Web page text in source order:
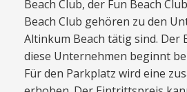
Beach Club, der Fun Beach
Beach Club gehören zu den
Altinkum Beach tätig sind.
diese Unternehmen beginnt
Für den Parkplatz wird eine